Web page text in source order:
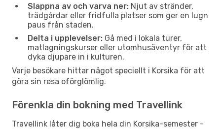
Slappna av och varva ner: Njut av stränder,
trädgårdar eller fridfulla platser som ger en lugn
paus från staden.
Delta i upplevelser: Gå med i lokala turer,
matlagningskurser eller utomhusäventyr för att
dyka djupare in i kulturen.
Varje besökare hittar något speciellt i Korsika för att
göra sin resa oförglömlig.
Förenkla din bokning med Travellink
Travellink låter dig boka hela din Korsika-semester -